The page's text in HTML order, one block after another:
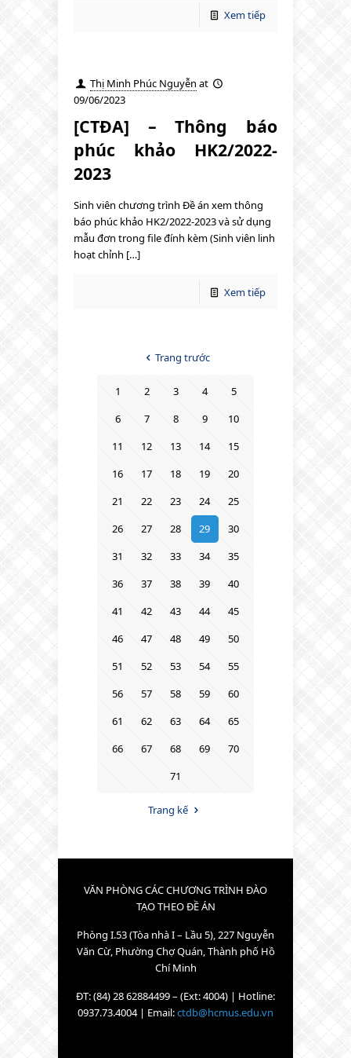
Xem tiếp
Thị Minh Phúc Nguyễn at
09/06/2023
[CTĐA] – Thông báo
phúc khảo HK2/2022-
2023
Sinh viên chương trình Đề án xem thông
báo phúc khảo HK2/2022-2023 và sử dụng
mẫu đơn trong file đính kèm (Sinh viên linh
hoạt chỉnh […]
Xem tiếp
Trang trước
1 2 3 4
5
6
7 8 9
10
11
12 13 14
15
16
17 18 19
20
21
22 23 24
25
26
27 28 29
30
31
32 33 34
35
36
37 38 39
40
41
42 43 44
45
46
47 48 49
50
51
52 53 54
55
56
57 58 59
60
61
62 63 64
65
66
67 68 69
70
71
Trang kế
VĂN PHÒNG CÁC CHƯƠNG TRÌNH ĐÀO
TẠO THEO ĐỀ ÁN
Phòng I.53 (Tòa nhà I – Lầu 5), 227 Nguyễn
Văn Cừ, Phường Chợ Quán, Thành phố Hồ
Chí Minh
ĐT: (84) 28 62884499 – (Ext: 4004) | Hotline:
0937.73.4004 | Email:ctdb@hcmus.edu.vn